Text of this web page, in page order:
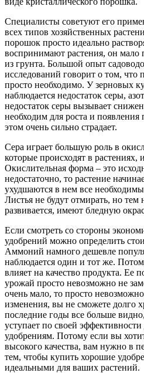
Специалисты советуют его
всех типов хозяйственных
порошок просто идеально
воспринимают растения, он
из грунта. Большой опыт
исследований говорит о том, что
просто необходимо. У зерновых
наблюдается недостаток серы,
недостаток серы вызывает
необходим для роста и появления
этом очень сильно страдает.
Сера играет большую роль в
которые происходят в растениях,
Окислительная форма – это
недостаточно, то растение
ухудшаются в нем все
Листья не будут отмирать, но тем
развивается, имеют бледную
Если смотреть со стороны
удобрений можно определить
Аммоний намного дешевле
наблюдается один и тот же.
влияет на качество продукта. Ее
урожай просто невозможно не
очень мало, то просто
изменения, вы не сможете долго
последние годы все больше
уступает по своей
удобрениям. Потому если вы
высокого качества, вам нужно в
тем, чтобы купить хорошие
идеальными для ваших растений.